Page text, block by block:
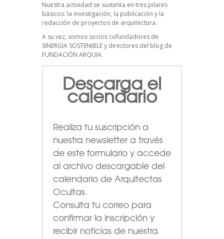
Nuestra actividad se sustenta en tres pilares
básicos: la investigación, la publicación y la
redacción de proyectos de arquitectura.
A su vez, somos socios cofundadores de
SINERGIA SOSTENIBLEy directores del blog de
FUNDACIÓN ARQUIA.
Descarga el
calendario
Realiza tu suscripción a
nuestra newsletter a través
de este formulario y accede
al archivo descargable del
calendario de Arquitectas
Ocultas.
Consulta tu correo para
confirmar la inscripción y
recibir noticias de nuestra